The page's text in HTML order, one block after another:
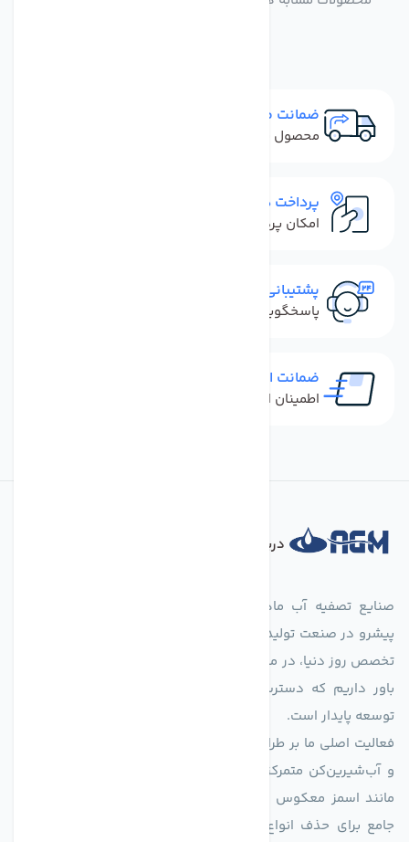
ضمانت مرجوعی
محصول نباید آسیب دیده باشد
پرداخت در محل
امکان پرداخت کل فاکتور در محل
پشتیبانی سریع
پاسخگویی سریع به تماس‌ها و پیام‌ها
ضمانت اصل بودن کالا
اطمینان از خرید کالای اورجینال
درباره فروشگاه
پیشرو در صنعت تولید تجهیزات تصفیه آب، با تکیه بر دانش فنی و
تخصص روز دنیا، در مسیر تأمین آب سالم و پایدار گام برمی‌دارد. ما
باور داریم که دسترسی به آب پاک، یک حق اساسی و زیربنای
توسعه پایدار است.
فعالیت اصلی ما بر طراحی و تولید سیستم‌های پیشرفته تصفیه آب
و آب‌شیرین‌کن متمرکز است. ما با بهره‌گیری از فناوری‌های نوین
جامع برای حذف انواع آلاینده‌ها، املاح و نمک از منابع آبی ارائه